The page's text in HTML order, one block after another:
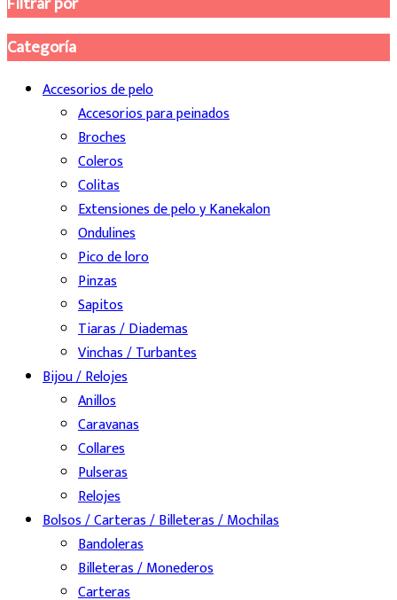
Categoría
Accesorios de pelo
Accesorios para peinados
Broches
Coleros
Colitas
Extensiones de pelo y Kanekalon
Ondulines
Pico de loro
Pinzas
Sapitos
Tiaras / Diademas
Vinchas / Turbantes
Bijou / Relojes
Anillos
Caravanas
Collares
Pulseras
Relojes
Bolsos / Carteras / Billeteras / Mochilas
Bandoleras
Billeteras / Monederos
Carteras